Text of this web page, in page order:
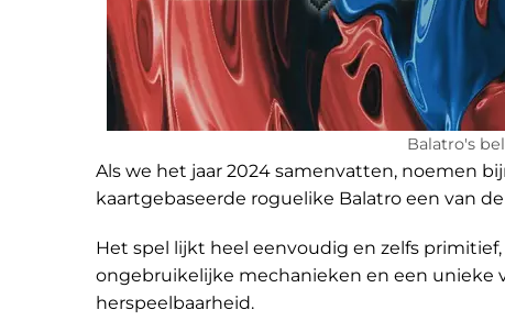
Balatro's
Als we het jaar 2024 samenvatten, noemen
kaartgebaseerde roguelike Balatro een van
Het spel lijkt heel eenvoudig en zelfs
ongebruikelijke mechanieken en een unieke
herspeelbaarheid.